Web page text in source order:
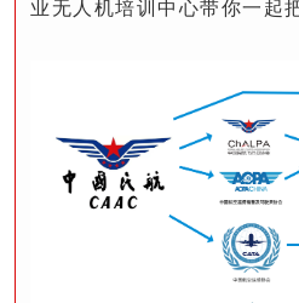
业无人机培训中心带你一起